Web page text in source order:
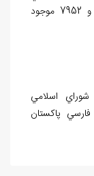
6813، 143-1966، 248-1973، 3/853/3886 و 7952 موجود
اسلامي
پاکستان